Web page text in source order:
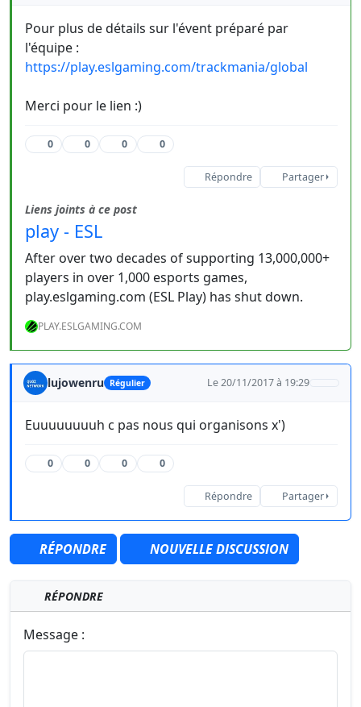
Pour plus de détails sur l'évent préparé par
l'équipe :
https://play.eslgaming.com/trackmania/global
Merci pour le lien :)
0 0 0 0
Répondre Partager
Liens joints à ce post
play - ESL
After over two decades of supporting 13,000,000+
players in over 1,000 esports games,
play.eslgaming.com (ESL Play) has shut down.
PLAY.ESLGAMING.COM
lujowenru Régulier Le 20/11/2017 à 19:29
Euuuuuuuuh c pas nous qui organisons x')
0 0 0 0
Répondre Partager
RÉPONDRE NOUVELLE DISCUSSION
RÉPONDRE
Message :